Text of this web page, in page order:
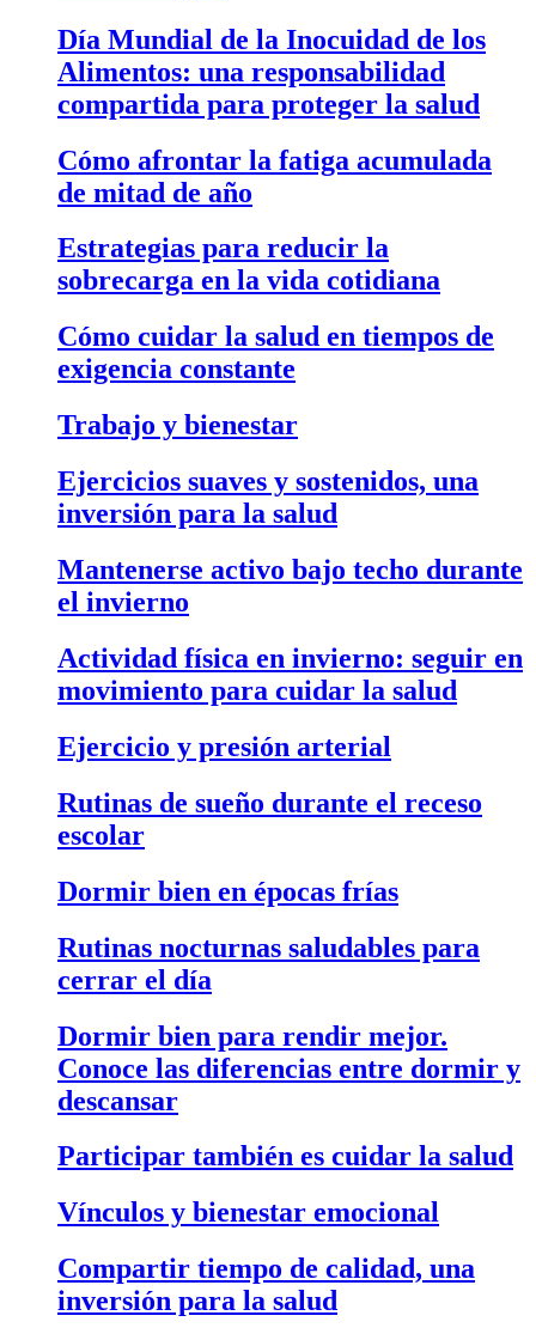
Día Mundial de la Inocuidad de los
Alimentos: una responsabilidad
compartida para proteger la salud
Cómo afrontar la fatiga acumulada
de mitad de año
Estrategias para reducir la
sobrecarga en la vida cotidiana
Cómo cuidar la salud en tiempos de
exigencia constante
Trabajo y bienestar
Ejercicios suaves y sostenidos, una
inversión para la salud
Mantenerse activo bajo techo durante
el invierno
Actividad física en invierno: seguir en
movimiento para cuidar la salud
Ejercicio y presión arterial
Rutinas de sueño durante el receso
escolar
Dormir bien en épocas frías
Rutinas nocturnas saludables para
cerrar el día
Dormir bien para rendir mejor.
Conoce las diferencias entre dormir y
descansar
Participar también es cuidar la salud
Vínculos y bienestar emocional
Compartir tiempo de calidad, una
inversión para la salud